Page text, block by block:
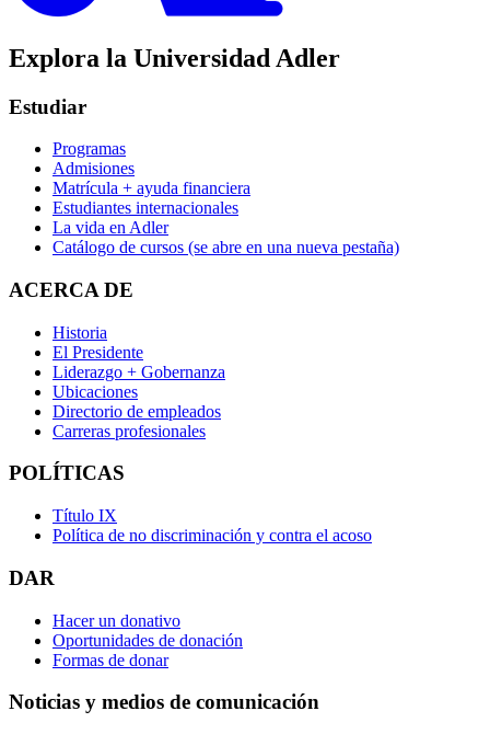
Explora la Universidad Adler
Estudiar
Programas
Admisiones
Matrícula + ayuda financiera
Estudiantes internacionales
La vida en Adler
Catálogo de cursos (se abre en una nueva pestaña)
ACERCA DE
Historia
El Presidente
Liderazgo + Gobernanza
Ubicaciones
Directorio de empleados
Carreras profesionales
POLÍTICAS
Título IX
Política de no discriminación y contra el acoso
DAR
Hacer un donativo
Oportunidades de donación
Formas de donar
Noticias y medios de comunicación